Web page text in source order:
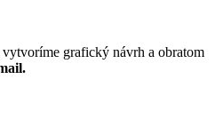
grafický návrh a obratom